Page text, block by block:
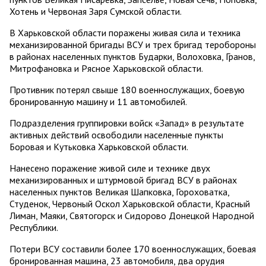
Хотень и Червоная Заря Сумской области.
В Харьковской области поражены живая сила и техника
механизированной бригады ВСУ и трех бригад теробороны
в районах населенных пунктов Бударки, Волоховка, Гранов,
Митрофановка и Рясное Харьковской области.
Противник потерял свыше 180 военнослужащих, боевую
бронированную машину и 11 автомобилей.
Подразделения группировки войск «Запад» в результате
активных действий освободили населенные пункты
Боровая и Кутьковка Харьковской области.
Нанесено поражение живой силе и технике двух
механизированных и штурмовой бригад ВСУ в районах
населенных пунктов Великая Шапковка, Гороховатка,
Студенок, Червоный Оскол Харьковской области, Красный
Лиман, Маяки, Святогорск и Сидорово Донецкой Народной
Республики.
Потери ВСУ составили более 170 военнослужащих, боевая
бронированная машина, 23 автомобиля, два орудия